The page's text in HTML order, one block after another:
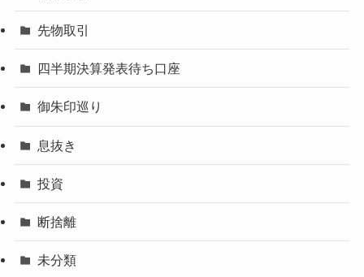
先物取引
四半期決算発表待ち口座
御朱印巡り
息抜き
投資
断捨離
未分類